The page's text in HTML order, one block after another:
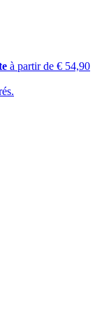
à partir de € 54,90